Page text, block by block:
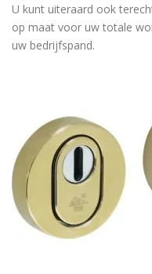
U kunt uiteraard ook
op maat voor uw totale
uw bedrijfspand.